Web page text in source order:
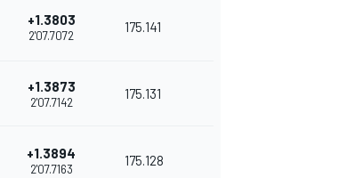
+1.3803
2'07.7072
175.141
+1.3873
2'07.7142
175.131
+1.3894
2'07.7163
175.128